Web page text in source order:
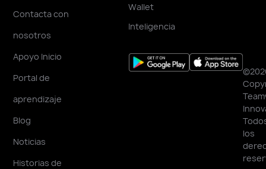
Contacta con
nosotros
Apoyo Inicio
Portal de
aprendizaje
Blog
Noticias
Historias de
Wallet
Inteligencia
los